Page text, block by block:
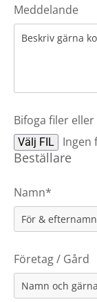
Meddelande
Bifoga filer
Välj FIL Ingen
Beställare
Namn*
Företag / Gård